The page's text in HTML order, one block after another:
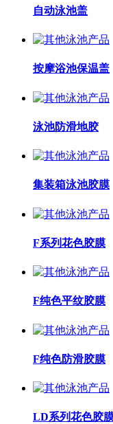
自动泳池盖
按摩浴池保温盖
泳池防滑地胶
集装箱泳池胶膜
F系列花色胶膜
F纯色平纹胶膜
F纯色防滑胶膜
LD系列花色胶